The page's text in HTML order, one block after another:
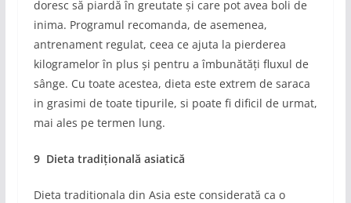
doresc să piardă în greutate și care pot avea boli de
inima. Programul recomanda, de asemenea,
antrenament regulat, ceea ce ajuta la pierderea
kilogramelor în plus și pentru a îmbunătăți fluxul de
sânge. Cu toate acestea, dieta este extrem de saraca
in grasimi de toate tipurile, si poate fi dificil de urmat,
mai ales pe termen lung.
9 Dieta tradițională asiatică
Dieta traditionala din Asia este considerată ca o